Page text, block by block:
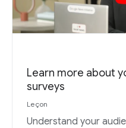
Learn more about
surveys
Leçon
Understand your